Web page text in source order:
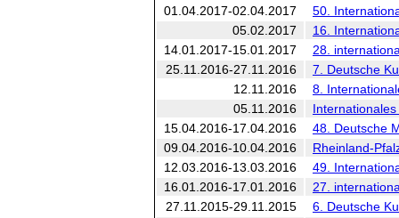
01.04.2017-02.04.2017
50.
05.02.2017
16.
14.01.2017-15.01.2017
28.
25.11.2016-27.11.2016
7. Deutsche
12.11.2016
8.
05.11.2016
15.04.2016-17.04.2016
48. Deutsche
09.04.2016-10.04.2016
Rheinland-
12.03.2016-13.03.2016
49.
16.01.2016-17.01.2016
27.
27.11.2015-29.11.2015
6. Deutsche